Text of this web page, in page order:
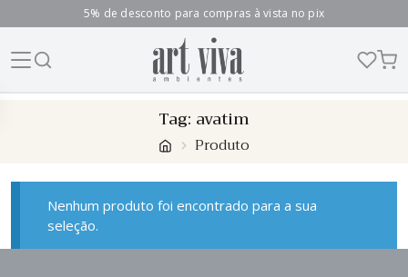
5% de desconto para compras à vista no pix
Tag: avatim
Produto
Nenhum produto foi encontrado para a sua
seleção.